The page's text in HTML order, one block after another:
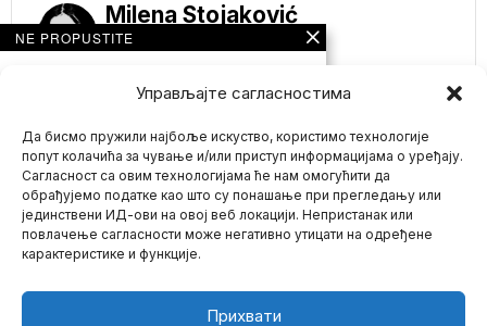
Управљајте сагласностима
Да бисмо пружили најбоље искуство, користимо технологије
попут колачића за чување и/или приступ информацијама о уређају.
Сагласност са овим технологијама ће нам омогућити да
обрађујемо податке као што су понашање при прегледању или
јединствени ИД-ови на овој веб локацији. Непристанак или
повлачење сагласности може негативно утицати на одређене
карактеристике и функције.
Прихвати
Milena Stojaković
Mario zna Youtube
NE PROPUSTITE
MIKROČIPOVI SU
STVARANI I TO JE
BAŠ KAO ŠTO SU
TAKOZVANI
TEORETIČARI
ZAVERE GOVORILI
(VIDEO)
Američki novinar Max
Blumenthal, koji je
objavljivan u The New
Simpsonovi
predviđaju